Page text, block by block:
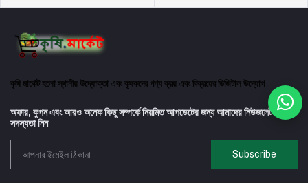
কৃষি মার্কেট হলো স্থানীয় উদ্যোক্তা এবং কৃষকদের পণ্য ক্রয় এবং বিক্রয়ের ডিজিটাল উদ্যোগ
অফার, কুপন এবং আরও অনেক কিছু সম্পর্কে নিয়মিত আপডেটের জন্য আমাদের নিউজলেটারে
সদস্যতা নিন
Subscribe